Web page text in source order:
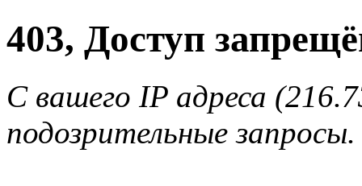
403, Доступ
С вашего IP адреса
подозрительные запросы.